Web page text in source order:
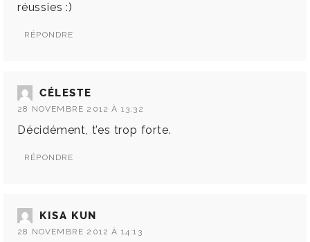
réussies :)
RÉPONDRE
CÉLESTE
28 NOVEMBRE 2012 À 13:32
Décidément, t’es trop forte.
RÉPONDRE
KISA KUN
28 NOVEMBRE 2012 À 14:13